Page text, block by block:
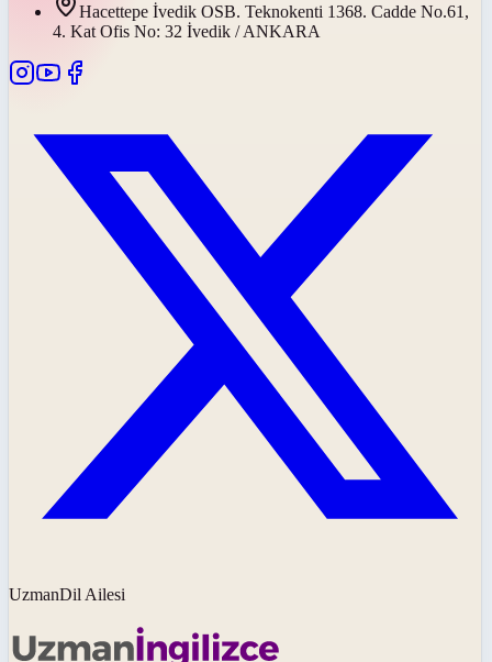
Hacettepe İvedik OSB. Teknokenti 1368. Cadde No.61,
4. Kat Ofis No: 32 İvedik / ANKARA
UzmanDil Ailesi